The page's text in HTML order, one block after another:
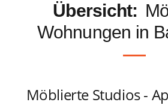
Übersicht:
Wohnungen in
Möblierte Studios -